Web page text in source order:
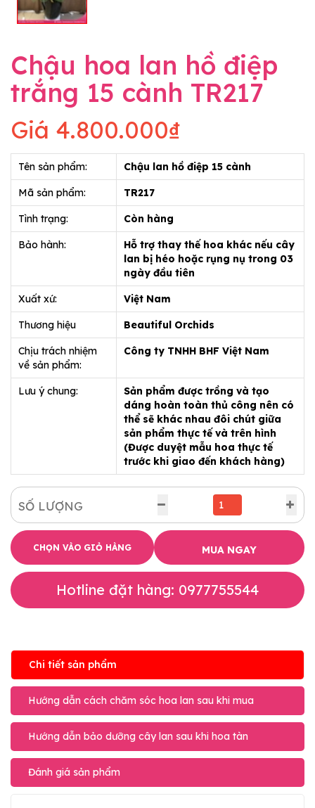
Chậu hoa lan hồ điệp
trắng 15 cành TR217
Giá 4.800.000₫
Tên sản phẩm: Chậu lan hồ điệp 15 cành
Mã sản phẩm: TR217
Tình trạng: Còn hàng
Bảo hành:
Hỗ trợ thay thế hoa khác nếu cây
lan bị héo hoặc rụng nụ trong 03
ngày đầu tiên
Xuất xứ: Việt Nam
Thương hiệu Beautiful Orchids
Chịu trách nhiệm
về sản phẩm:
Công ty TNHH BHF Việt Nam
Lưu ý chung:
Sản phẩm được trồng và tạo
dáng hoàn toàn thủ công nên có
thể sẽ khác nhau đôi chút giữa
sản phẩm thực tế và trên hình
(Được duyệt mẫu hoa thực tế
trước khi giao đến khách hàng)
SỐ LƯỢNG
CHỌN VÀO GIỎ HÀNG MUA NGAY
Hotline đặt hàng: 0977755544
Chi tiết sản phẩm
Hướng dẫn cách chăm sóc hoa lan sau khi mua
Hướng dẫn bảo dưỡng cây lan sau khi hoa tàn
Đánh giá sản phẩm